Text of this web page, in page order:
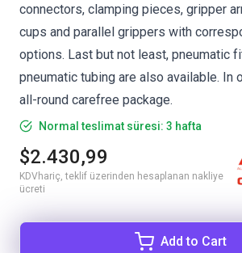
connectors, clamping pieces, gripper
cups and parallel grippers with
options. Last but not least, pneumatic
pneumatic tubing are also available. In
all-round carefree package.
Normal teslimat süresi: 3 hafta
$2.430,99
KDVhariç, teklif üzerinden hesaplanan nakliye
ücreti
Add to Cart